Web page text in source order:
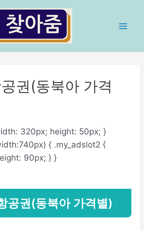
권(동북아 가격
320px; height: 50px; }
{ .my_adslot2 {
90px; } }
공권(동북아 가격별)